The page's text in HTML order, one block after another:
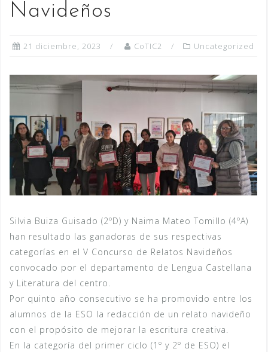
Navideños
21 diciembre, 2023 CoTIC2 Uncategorized
Silvia Buiza Guisado (2ºD) y Naima Mateo Tomillo (4ºA)
han resultado las ganadoras de sus respectivas
categorías en el V Concurso de Relatos Navideños
convocado por el departamento de Lengua Castellana
y Literatura del centro.
Por quinto año consecutivo se ha promovido entre los
alumnos de la ESO la redacción de un relato navideño
con el propósito de mejorar la escritura creativa.
En la categoría del primer ciclo (1º y 2º de ESO) el